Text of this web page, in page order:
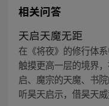
相关问答
天启天魔无距
在《将夜》的修行体
触摸更高一层的境界
启、魔宗的天魔、书
听昊天启示，借昊天